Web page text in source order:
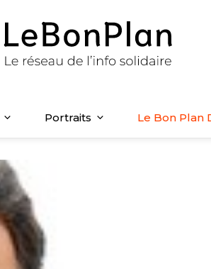
Portraits Le Bon Plan